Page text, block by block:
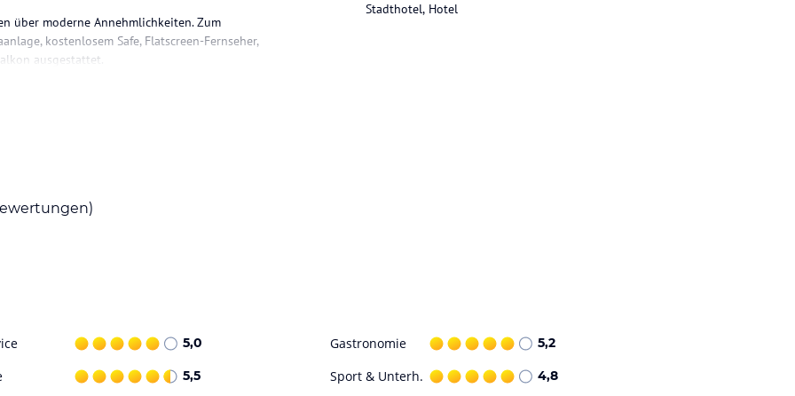
Stadthotel, Hotel
über moderne Annehmlichkeiten. Zum
kostenlosem Safe, Flatscreen-Fernseher,
ausgestattet.
5,0 Gastronomie 5,2
5,5 Sport & Unterh. 4,8